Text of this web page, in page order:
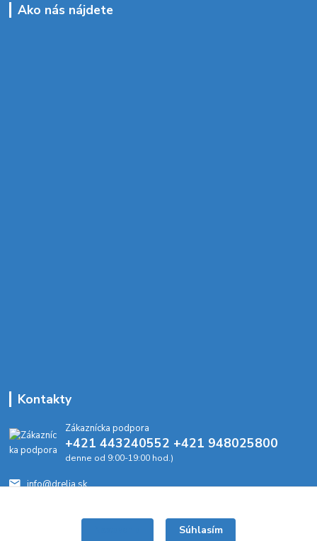
Ako nás nájdete
Kontakty
Zákaznícka podpora
+421 443240552 +421 948025800
denne od 9:00-19:00 hod.)
info@drelia.sk
Súhlasím